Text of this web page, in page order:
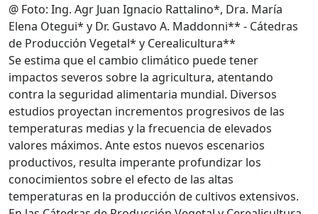
@ Foto: Ing. Agr Juan Ignacio Rattalino*, Dra. María
Elena Otegui* y Dr. Gustavo A. Maddonni** - Cátedras
de Producción Vegetal* y Cerealicultura**
Se estima que el cambio climático puede tener
impactos severos sobre la agricultura, atentando
contra la seguridad alimentaria mundial. Diversos
estudios proyectan incrementos progresivos de las
temperaturas medias y la frecuencia de elevados
valores máximos. Ante estos nuevos escenarios
productivos, resulta imperante profundizar los
conocimientos sobre el efecto de las altas
temperaturas en la producción de cultivos extensivos.